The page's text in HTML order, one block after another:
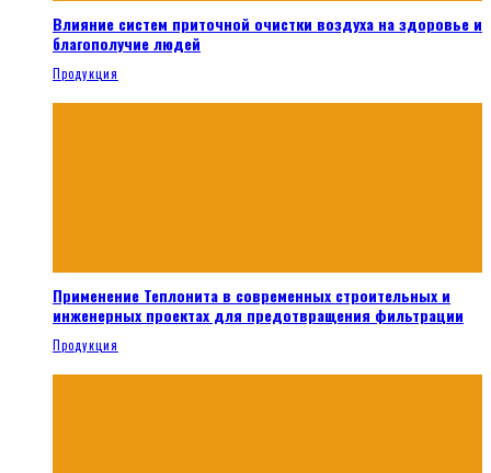
Влияние систем приточной очистки воздуха на здоровье и
благополучие людей
Продукция
Применение Теплонита в современных строительных и
инженерных проектах для предотвращения фильтрации
Продукция